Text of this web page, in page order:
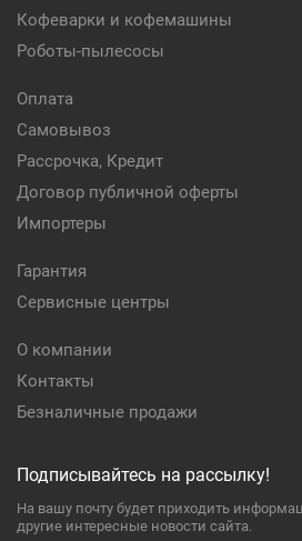
Кофеварки и кофемашины
Роботы-пылесосы
Оплата
Самовывоз
Рассрочка, Кредит
Договор публичной оферты
Импортеры
Гарантия
Сервисные центры
О компании
Контакты
Безналичные продажи
Подписывайтесь на рассылку!
На вашу почту будет приходить
другие интересные новости сайта.